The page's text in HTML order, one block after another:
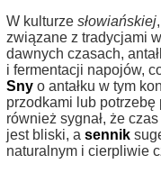
W kulturze słowiańskiej,
związane z tradycjami
dawnych czasach,
i fermentacji napojów,
Sny o antałku w tym
przodkami lub
również sygnał, że
jest bliski, a sennik
naturalnym i cierpliwie